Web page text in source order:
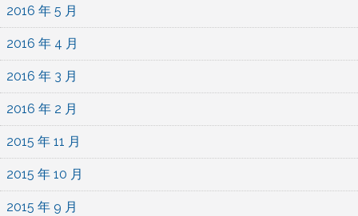
2016 年 5 月
2016 年 4 月
2016 年 3 月
2016 年 2 月
2015 年 11 月
2015 年 10 月
2015 年 9 月